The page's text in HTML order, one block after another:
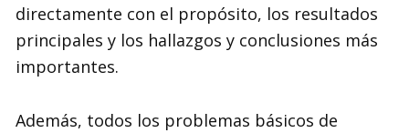
directamente con el propósito, los resultados
principales y los hallazgos y conclusiones más
importantes.
Además, todos los problemas básicos de